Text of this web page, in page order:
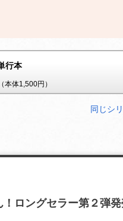
行本
本体1,500円）
同じシ
ロングセラー第２弾発